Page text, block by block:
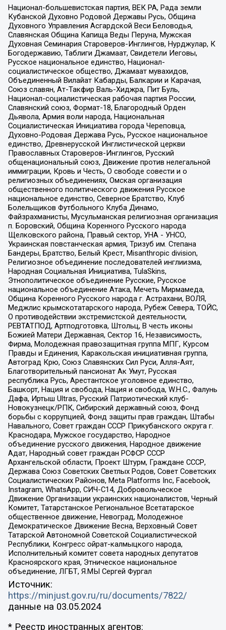
Национал-большевистская партия, ВЕК РА, Рада земли
Кубанской Духовно Родовой Державы Русь, Община
Духовного Управления Асгардской Веси Беловодья,
Славянская Община Капища Веды Перуна, Мужская
Духовная Семинария Староверов-Инглингов, Нурджулар, К
Богодержавию, Таблиги Джамаат, Свидетели Иеговы,
Русское национальное единство, Национал-
социалистическое общество, Джамаат мувахидов,
Объединенный Вилайат Кабарды, Балкарии и Карачая,
Союз славян, Ат-Такфир Валь-Хиджра, Пит Буль,
Национал-социалистическая рабочая партия России,
Славянский союз, Формат-18, Благородный Орден
Дьявола, Армия воли народа, Национальная
Социалистическая Инициатива города Череповца,
Духовно-Родовая Держава Русь, Русское национальное
единство, Древнерусской Инглистической церкви
Православных Староверов-Инглингов, Русский
общенациональный союз, Движение против нелегальной
иммиграции, Кровь и Честь, О свободе совести и о
религиозных объединениях, Омская организация
общественного политического движения Русское
национальное единство, Северное Братство, Клуб
Болельщиков Футбольного Клуба Динамо,
Файзрахманисты, Мусульманская религиозная организация
п. Боровский, Община Коренного Русского народа
Щелковского района, Правый сектор, УНА - УНСО,
Украинская повстанческая армия, Тризуб им. Степана
Бандеры, Братство, Белый Крест, Misanthropic division,
Религиозное объединение последователей инглиизма,
Народная Социальная Инициатива, TulaSkins,
Этнополитическое объединение Русские, Русское
национальное объединение Атака, Мечеть Мирмамеда,
Община Коренного Русского народа г. Астрахани, ВОЛЯ,
Меджлис крымскотатарского народа, Рубеж Севера, ТОЙС,
О противодействии экстремистской деятельности,
РЕВТАТПОД, Артподготовка, Штольц, В честь иконы
Божией Матери Державная, Сектор 16, Независимость,
Фирма, Молодежная правозащитная группа МПГ, Курсом
Правды и Единения, Каракольская инициативная группа,
Автоград Крю, Союз Славянских Сил Руси, Алля-Аят,
Благотворительный пансионат Ак Умут, Русская
республика Русь, Арестантское уголовное единство,
Башкорт, Нация и свобода, Нация и свобода, W.H.С., Фалунь
Дафа, Иртыш Ultras, Русский Патриотический клуб-
Новокузнецк/РПК, Сибирский державный союз, Фонд
борьбы с коррупцией, Фонд защиты прав граждан, Штабы
Навального, Совет граждан СССР Прикубанского округа г.
Краснодара, Мужское государство, Народное
объединение русского движения, Народное движение
Адат, Народный совет граждан РСФСР СССР
Архангельской области, Проект Штурм, Граждане СССР,
Держава Союз Советских Светлых Родов, Совет Советских
Социалистических Районов, Meta Platforms Inc, Facebook,
Instagram, WhatsApp, СИЧ-С14, Добровольческое
Движение Организации украинских националистов, Черный
Комитет, Татарстанское Региональное Всетатарское
общественное движение, Невоград, Молодежное
Демократическое Движение Весна, Верховный Совет
Татарской Автономной Советской Социалистической
Республики, Конгресс ойрат-калмыцкого народа,
Исполнительный комитет совета народных депутатов
Красноярского края, Этническое национальное
объединение, ЛГБТ, Я.МЫ Сергей Фургал
Источник:
https://minjust.gov.ru/ru/documents/7822/
данные на 03.05.2024
* Реестр иностранных агентов: